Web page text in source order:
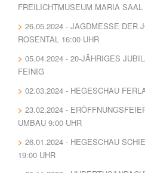
FREILICHTMUSEUM MARIA
26.05.2024 - JAGDMESSE DER
ROSENTAL 16:00 UHR
05.04.2024 - 20-JÄHRIGES
FEINIG
02.03.2024 - HEGESCHAU
23.02.2024 -
UMBAU 9:00 UHR
26.01.2024 - HEGESCHAU
19:00 UHR